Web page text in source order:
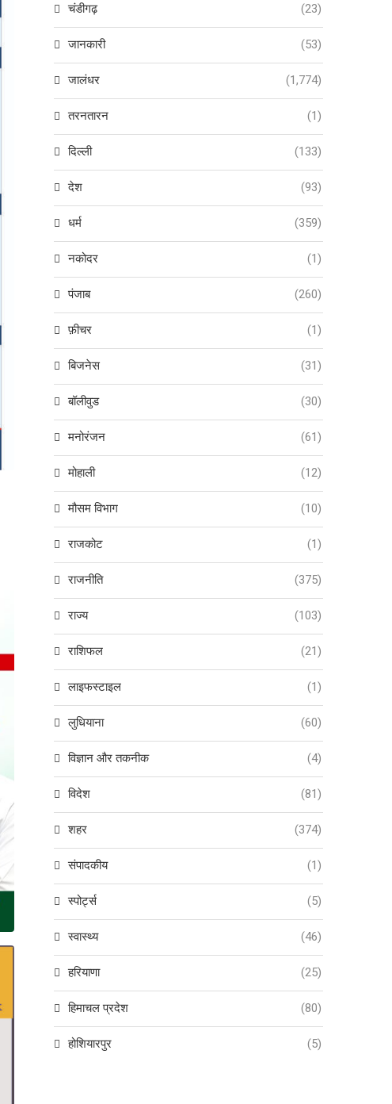
चंडीगढ़ (23)
जानकारी (53)
जालंधर (1,774)
तरनतारन (1)
दिल्ली (133)
देश (93)
धर्म (359)
नकोदर (1)
पंजाब (260)
फ़ीचर (1)
बिजनेस (31)
बॉलीवुड (30)
मनोरंजन (61)
मोहाली (12)
मौसम विभाग (10)
राजकोट (1)
राजनीति (375)
राज्य (103)
राशिफल (21)
लाइफस्टाइल (1)
लुधियाना (60)
विज्ञान और तकनीक (4)
विदेश (81)
शहर (374)
संपादकीय (1)
स्पोर्ट्स (5)
स्वास्थ्य (46)
हरियाणा (25)
हिमाचल प्रदेश (80)
होशियारपुर (5)